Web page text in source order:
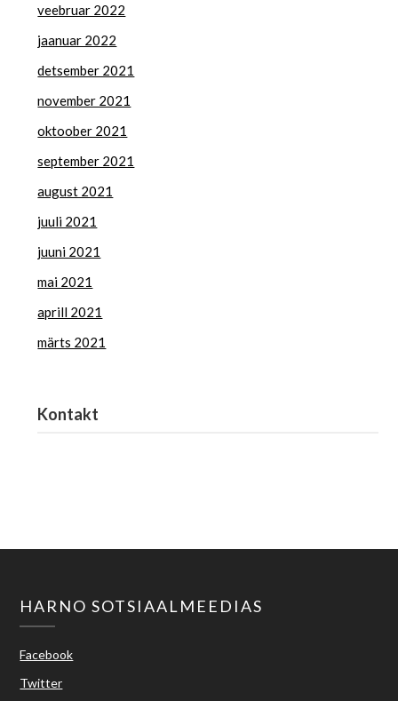
veebruar 2022
jaanuar 2022
detsember 2021
november 2021
oktoober 2021
september 2021
august 2021
juuli 2021
juuni 2021
mai 2021
aprill 2021
märts 2021
Kontakt
HARNO SOTSIAALMEEDIAS
Facebook
Twitter